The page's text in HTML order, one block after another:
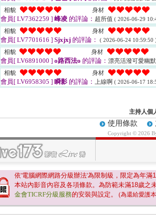
相貌
身材
會員[ LV7362259 ] 峰凌 的評論： 超所值 ( 2026-06-29
相貌 身材
會員[ LV7701616 ] Sjxjxj 的評論： ( 2026-06-24 10:59:50
相貌 身材
會員[ LV6891000 ] o路西法o 的評論： 漂亮活潑可愛幽
相貌
身材
會員[ LV6958305 ] 瞬影 的評論： 上線啊 ( 2026-06-17
主持人個
使用條款
Copyright © 2026
依'電腦網際網路分級辦法'為限制級，限定為年滿
本站內影音內容及各項條款。為防範未滿18歲之
金會TICRF分級服務的安裝與設定。 (為還給愛護